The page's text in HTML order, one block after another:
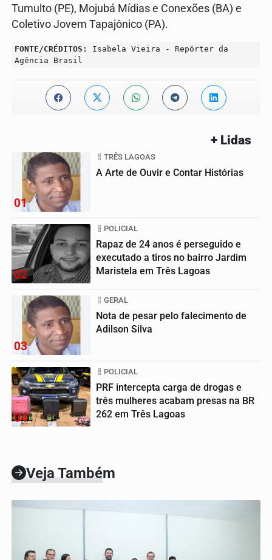
Tumulto (PE), Mojubá Mídias e Conexões (BA) e
Coletivo Jovem Tapajônico (PA).
FONTE/CRÉDITOS:
Isabela Vieira - Repórter da
Agência Brasil
+ Lidas
01
TRÊS LAGOAS
A Arte de Ouvir e Contar Histórias
02
POLICIAL
Rapaz de 24 anos é perseguido e
executado a tiros no bairro Jardim
Maristela em Três Lagoas
03
GERAL
Nota de pesar pelo falecimento de
Adilson Silva
04
POLICIAL
PRF intercepta carga de drogas e
três mulheres acabam presas na BR
262 em Três Lagoas
Veja Também